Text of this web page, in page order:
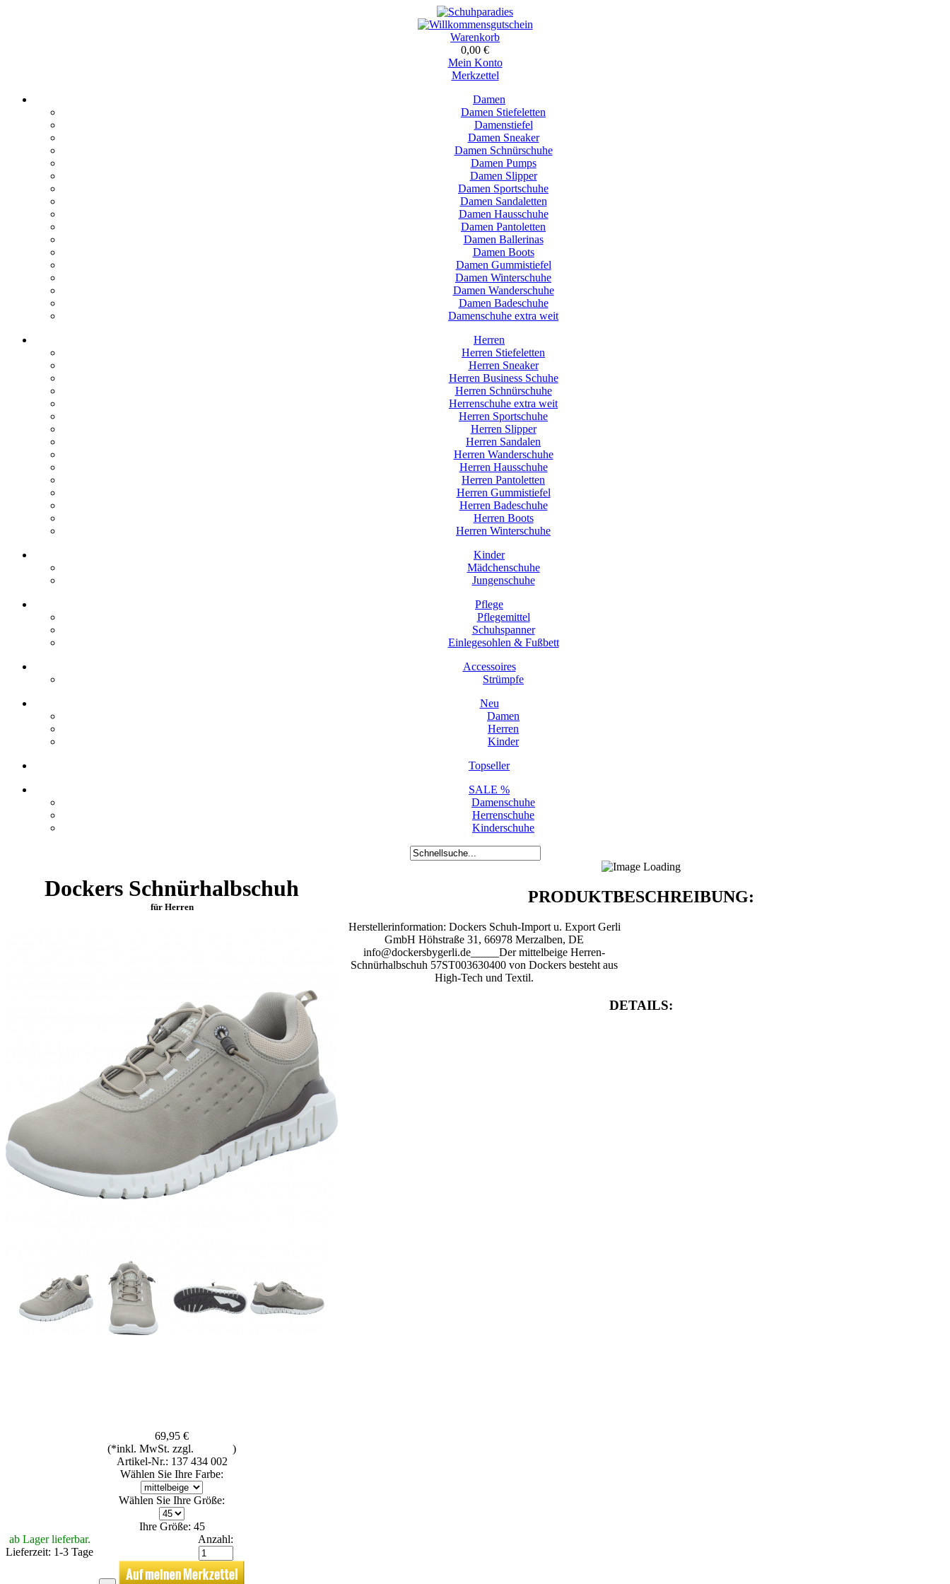
Warenkorb
0,00 €
Mein Konto
Merkzettel
Damen
Damen Stiefeletten
Damenstiefel
Damen Sneaker
Damen Schnürschuhe
Damen Pumps
Damen Slipper
Damen Sportschuhe
Damen Sandaletten
Damen Hausschuhe
Damen Pantoletten
Damen Ballerinas
Damen Boots
Damen Gummistiefel
Damen Winterschuhe
Damen Wanderschuhe
Damen Badeschuhe
Damenschuhe extra weit
Herren
Herren Stiefeletten
Herren Sneaker
Herren Business Schuhe
Herren Schnürschuhe
Herrenschuhe extra weit
Herren Sportschuhe
Herren Slipper
Herren Sandalen
Herren Wanderschuhe
Herren Hausschuhe
Herren Pantoletten
Herren Gummistiefel
Herren Badeschuhe
Herren Boots
Herren Winterschuhe
Kinder
Mädchenschuhe
Jungenschuhe
Pflege
Pflegemittel
Schuhspanner
Einlegesohlen & Fußbett
Accessoires
Strümpfe
Neu
Damen
Herren
Kinder
Topseller
SALE %
Damenschuhe
Herrenschuhe
Kinderschuhe
Dockers Schnürhalbschuh
für Herren
69,95 €
(*inkl. MwSt. zzgl.
)
Artikel-Nr.: 137 434 002
Wählen Sie Ihre Farbe:
Wählen Sie Ihre Größe:
Ihre Größe: 45
ab Lager lieferbar.
Lieferzeit: 1-3 Tage
Anzahl:
PRODUKTBESCHREIBUNG:
Herstellerinformation: Dockers Schuh-Import u. Export Gerli
GmbH Höhstraße 31, 66978 Merzalben, DE
info@dockersbygerli.de_____Der mittelbeige Herren-
Schnürhalbschuh 57ST003630400 von Dockers besteht aus
High-Tech und Textil.
DETAILS: